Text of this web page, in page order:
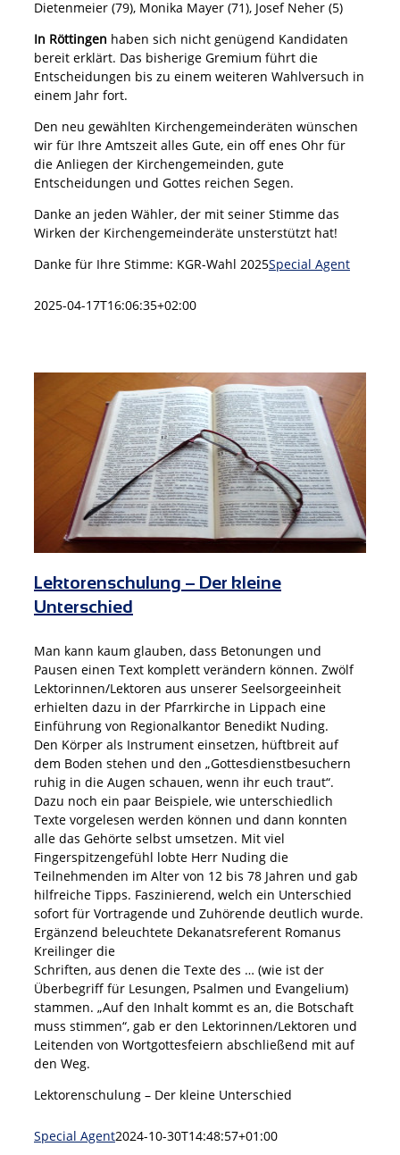
Dietenmeier (79), Monika Mayer (71), Josef Neher (5)
In Röttingen haben sich nicht genügend Kandidaten
bereit erklärt. Das bisherige Gremium führt die
Entscheidungen bis zu einem weiteren Wahlversuch in
einem Jahr fort.
Den neu gewählten Kirchengemeinderäten wünschen
wir für Ihre Amtszeit alles Gute, ein off enes Ohr für
die Anliegen der Kirchengemeinden, gute
Entscheidungen und Gottes reichen Segen.
Danke an jeden Wähler, der mit seiner Stimme das
Wirken der Kirchengemeinderäte unsterstützt hat!
Danke für Ihre Stimme: KGR-Wahl 2025Special Agent
2025-04-17T16:06:35+02:00
Lektorenschulung – Der kleine
Unterschied
Man kann kaum glauben, dass Betonungen und
Pausen einen Text komplett verändern können. Zwölf
Lektorinnen/Lektoren aus unserer Seelsorgeeinheit
erhielten dazu in der Pfarrkirche in Lippach eine
Einführung von Regionalkantor Benedikt Nuding.
Den Körper als Instrument einsetzen, hüftbreit auf
dem Boden stehen und den „Gottesdienstbesuchern
ruhig in die Augen schauen, wenn ihr euch traut“.
Dazu noch ein paar Beispiele, wie unterschiedlich
Texte vorgelesen werden können und dann konnten
alle das Gehörte selbst umsetzen. Mit viel
Fingerspitzengefühl lobte Herr Nuding die
Teilnehmenden im Alter von 12 bis 78 Jahren und gab
hilfreiche Tipps. Faszinierend, welch ein Unterschied
sofort für Vortragende und Zuhörende deutlich wurde.
Ergänzend beleuchtete Dekanatsreferent Romanus
Kreilinger die
Schriften, aus denen die Texte des … (wie ist der
Überbegriff für Lesungen, Psalmen und Evangelium)
stammen. „Auf den Inhalt kommt es an, die Botschaft
muss stimmen“, gab er den Lektorinnen/Lektoren und
Leitenden von Wortgottesfeiern abschließend mit auf
den Weg.
Lektorenschulung – Der kleine Unterschied
Special Agent2024-10-30T14:48:57+01:00